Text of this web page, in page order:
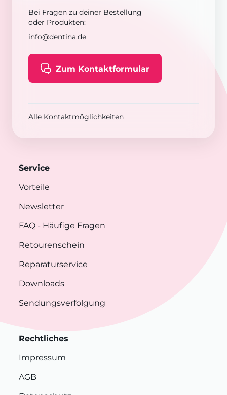
Bei Fragen zu deiner Bestellung
oder Produkten:
info@dentina.de
Zum Kontaktformular
Alle Kontaktmöglichkeiten
Service
Vorteile
Newsletter
FAQ - Häufige Fragen
Retourenschein
Reparaturservice
Downloads
Sendungsverfolgung
Rechtliches
Impressum
AGB